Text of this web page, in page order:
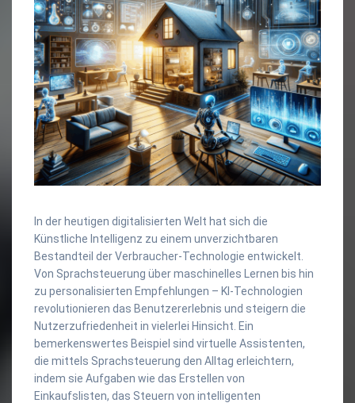
In der heutigen digitalisierten Welt hat sich die
Künstliche Intelligenz zu einem unverzichtbaren
Bestandteil der Verbraucher-Technologie entwickelt.
Von Sprachsteuerung über maschinelles Lernen bis hin
zu personalisierten Empfehlungen – KI-Technologien
revolutionieren das Benutzererlebnis und steigern die
Nutzerzufriedenheit in vielerlei Hinsicht. Ein
bemerkenswertes Beispiel sind virtuelle Assistenten,
die mittels Sprachsteuerung den Alltag erleichtern,
indem sie Aufgaben wie das Erstellen von
Einkaufslisten, das Steuern von intelligenten